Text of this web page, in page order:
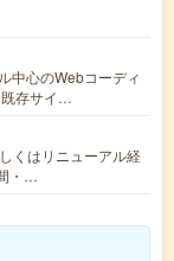
中心のWebコーディ
既存サイ…
くはリニューアル経
・…